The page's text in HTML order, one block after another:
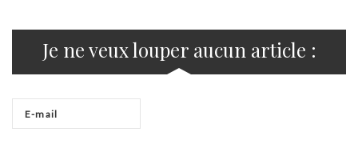
Je ne veux louper aucun article :